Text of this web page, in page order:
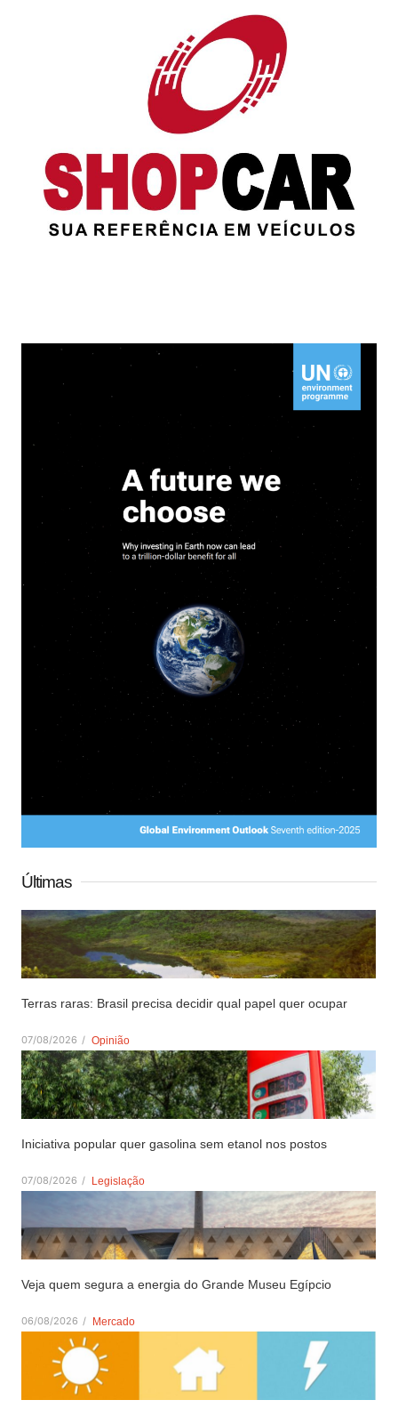
Últimas
Terras raras: Brasil precisa decidir qual papel quer ocupar
07/08/2026 / Opinião
Iniciativa popular quer gasolina sem etanol nos postos
07/08/2026 / Legislação
Veja quem segura a energia do Grande Museu Egípcio
06/08/2026 / Mercado